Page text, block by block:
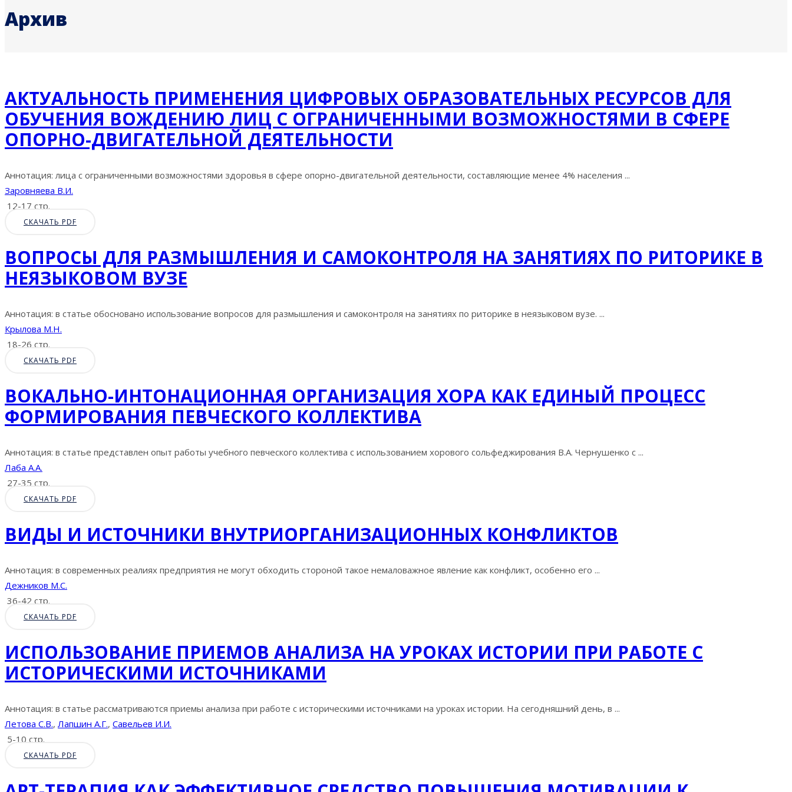
Архив
АКТУАЛЬНОСТЬ ПРИМЕНЕНИЯ ЦИФРОВЫХ ОБРАЗОВАТЕЛЬНЫХ РЕСУРСОВ ДЛЯ
ОБУЧЕНИЯ ВОЖДЕНИЮ ЛИЦ С ОГРАНИЧЕННЫМИ ВОЗМОЖНОСТЯМИ В СФЕРЕ
ОПОРНО-ДВИГАТЕЛЬНОЙ ДЕЯТЕЛЬНОСТИ
Аннотация: лица с ограниченными возможностями здоровья в сфере опорно-двигательной деятельности, составляющие менее 4% населения ...
Заровняева В.И.
12-17 стр.
СКАЧАТЬ PDF
ВОПРОСЫ ДЛЯ РАЗМЫШЛЕНИЯ И САМОКОНТРОЛЯ НА ЗАНЯТИЯХ ПО РИТОРИКЕ В
НЕЯЗЫКОВОМ ВУЗЕ
Аннотация: в статье обосновано использование вопросов для размышления и самоконтроля на занятиях по риторике в неязыковом вузе. ...
Крылова М.Н.
18-26 стр.
СКАЧАТЬ PDF
ВОКАЛЬНО-ИНТОНАЦИОННАЯ ОРГАНИЗАЦИЯ ХОРА КАК ЕДИНЫЙ ПРОЦЕСС
ФОРМИРОВАНИЯ ПЕВЧЕСКОГО КОЛЛЕКТИВА
Аннотация: в статье представлен опыт работы учебного певческого коллектива с использованием хорового сольфеджирования В.А. Чернушенко с ...
Лаба А.А.
27-35 стр.
СКАЧАТЬ PDF
ВИДЫ И ИСТОЧНИКИ ВНУТРИОРГАНИЗАЦИОННЫХ КОНФЛИКТОВ
Аннотация: в современных реалиях предприятия не могут обходить стороной такое немаловажное явление как конфликт, особенно его ...
Дежников М.С.
36-42 стр.
СКАЧАТЬ PDF
ИСПОЛЬЗОВАНИЕ ПРИЕМОВ АНАЛИЗА НА УРОКАХ ИСТОРИИ ПРИ РАБОТЕ С
ИСТОРИЧЕСКИМИ ИСТОЧНИКАМИ
Аннотация: в статье рассматриваются приемы анализа при работе с историческими источниками на уроках истории. На сегодняшний день, в ...
Летова С.В., Лапшин А.Г., Савельев И.И.
5-10 стр.
СКАЧАТЬ PDF